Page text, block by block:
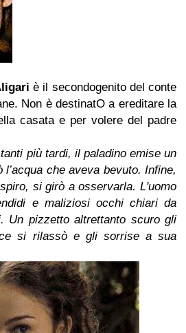
è il secondogenito del conte
Non è destinatO a ereditare la
casata e per volere del padre
più tardi, il paladino emise un
che aveva bevuto. Infine,
si girò a osservarla. L'uomo
e maliziosi occhi chiari da
Un pizzetto altrettanto scuro gli
si rilassò e gli sorrise a sua